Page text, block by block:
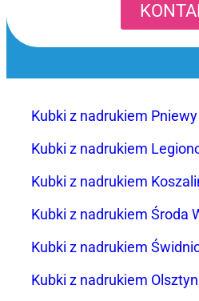
Kubki z nadrukiem Pniewy
Kubki z nadrukiem
Kubki z nadrukiem
Kubki z nadrukiem Środa
Kubki z nadrukiem
Kubki z nadrukiem Olsztyn